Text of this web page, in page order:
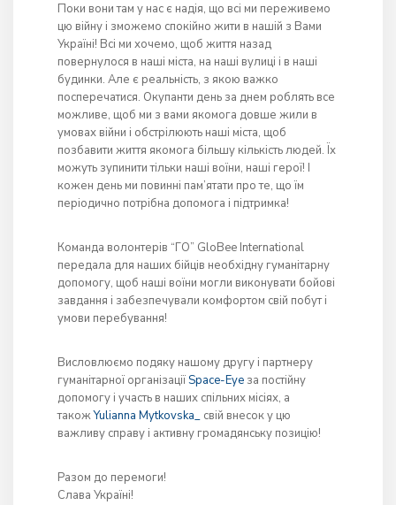
Поки вони там у нас є надія, що всі ми переживемо
цю війну і зможемо спокійно жити в нашій з Вами
Україні! Всі ми хочемо, щоб життя назад
повернулося в наші міста, на наші вулиці і в наші
будинки. Але є реальність, з якою важко
посперечатися. Окупанти день за днем роблять все
можливе, щоб ми з вами якомога довше жили в
умовах війни і обстрілюють наші міста, щоб
позбавити життя якомога більшу кількість людей. Їх
можуть зупинити тільки наші воїни, наші герої! І
кожен день ми повинні пам’ятати про те, що їм
періодично потрібна допомога і підтримка!
Команда волонтерів “ГО” GloBee International
передала для наших бійців необхідну гуманітарну
допомогу, щоб наші воїни могли виконувати бойові
завдання і забезпечували комфортом свій побут і
умови перебування!
Висловлюємо подяку нашому другу і партнеру
гуманітарної організаціїSpace-Eye за постійну
допомогу і участь в наших спільних місіях, а
такожYulianna Mytkovska_ свій внесок у цю
важливу справу і активну громадянську позицію!
Разом до перемоги!
Слава Україні!